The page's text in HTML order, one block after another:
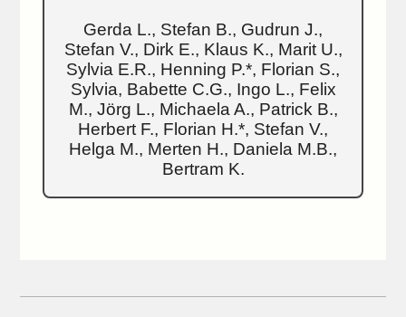
Gerda L., Stefan B., Gudrun J.,
Stefan V., Dirk E., Klaus K., Marit U.,
Sylvia E.R., Henning P.*, Florian S.,
Sylvia, Babette C.G., Ingo L., Felix
M., Jörg L., Michaela A., Patrick B.,
Herbert F., Florian H.*, Stefan V.,
Helga M., Merten H., Daniela M.B.,
Bertram K.